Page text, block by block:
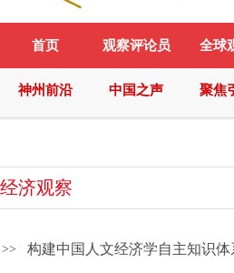
首页 观察评论员 全球
神州前沿 中国之声 聚焦
经济观察
>> 构建中国人文经济学自主知识体